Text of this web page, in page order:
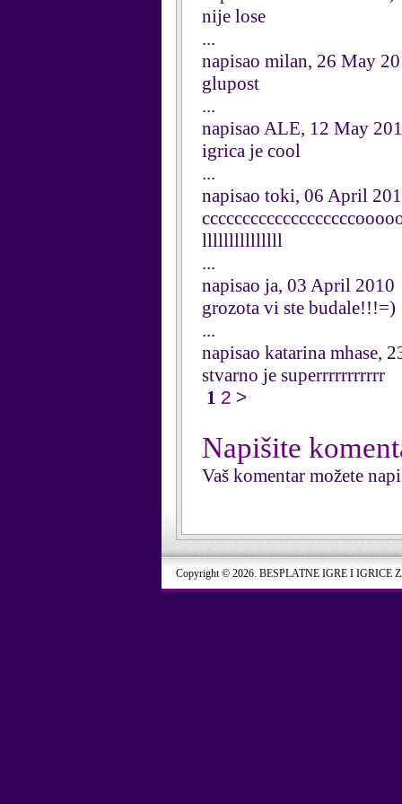
nije lose
...
napisao milan, 26 May
glupost
...
napisao ALE, 12 May
igrica je cool
...
napisao toki, 06 April
lllllllllllllll
...
napisao ja, 03 April 2010
grozota vi ste budale!!!=)
...
napisao katarina mhase,
stvarno je superrrrrrrrrrr
1 2 >
Napišite
Vaš komentar možete
Copyright © 2026. BESPLATNE IGRE I IGRICE